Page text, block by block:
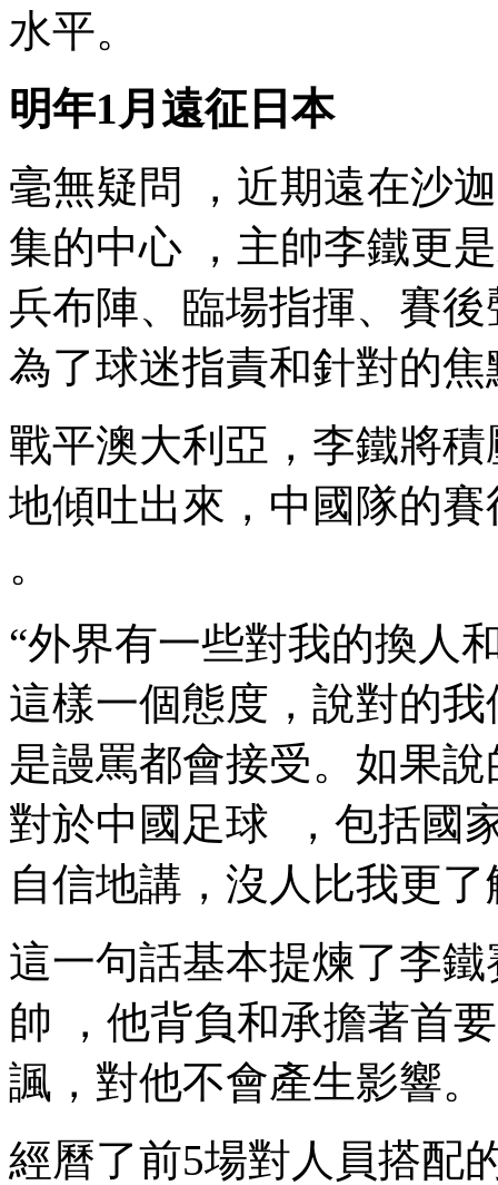
水平。
明年1月遠征日本
毫無疑問 ，近期遠在沙
集的中心 ，主帥李鐵更
兵布陣 、臨場指揮、賽
為了球迷指責和針對的焦點
戰平澳大利亞，李鐵
地傾吐出來，中國隊的
。
“外界有一些對我的換人和
這樣一個態度，說對的
是謾罵都會接受 。如果說
對於中國足球  ，包括國
自信地講，沒人比我更了
這一句話基本提煉了李鐵
帥 ，他背負和承擔著首
諷，對他不會產生影響。
經曆了前5場對人員搭配的